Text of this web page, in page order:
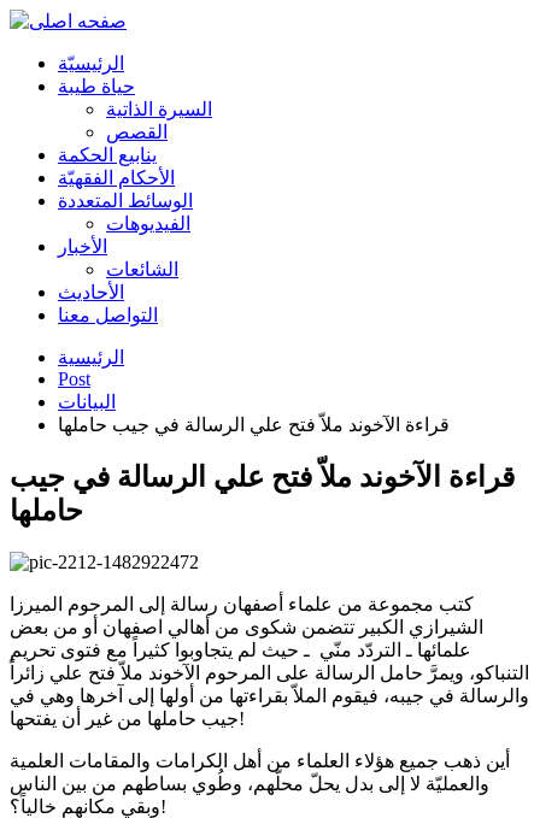
الرئیسیّة
حياة طيبة
السيرة الذاتية
القصص
ينابيع الحكمة
الأحکام الفقهیّة
الوسائط المتعددة
الفیدیوهات
الأخبار
الشائعات
الأحادیث
التواصل معنا
الرئيسية
Post
البیانات
قراءة الآخوند ملاّ فتح علي الرسالة في جيب حاملها
قراءة الآخوند ملاّ فتح علي الرسالة في جيب
حاملها
كتب مجموعة من علماء أصفهان رسالة إلى المرحوم الميرزا
الشيرازي الكبير تتضمن شكوى من أهالي اصفهان أو من بعض
علمائها ـ التردّد منّي ـ حيث لم يتجاوبوا كثيراً مع فتوى تحريم
التنباكو، ويمرَّ حامل الرسالة على المرحوم الآخوند ملاّ فتح علي زائراً
والرسالة في جيبه، فيقوم الملاّ بقراءتها من أولها إلى آخرها وهي في
جيب حاملها من غير أن يفتحها!
أين ذهب جميع هؤلاء العلماء من أهل الكرامات والمقامات العلمية
والعمليّة لا إلى بدل يحلّ محلّهم، وطُوي بساطهم من بين الناس
وبقي مكانهم خالياً؟!